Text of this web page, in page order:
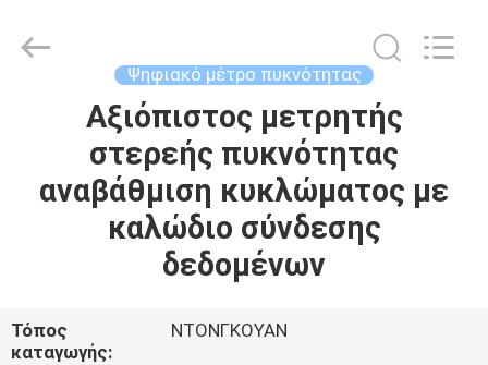
ΠΡΟΪΌΝΤΑ
2018
Guangdong Hongtuo Instrument Technology Co.,Ltd.
Ψηφιακό μέτρο πυκνότητας
Αξιόπιστος μετρητής
στερεής πυκνότητας
αναβάθμιση κυκλώματος με
καλώδιο σύνδεσης
δεδομένων
Τόπος
καταγωγής:
ΝΤΟΝΓΚΟΥΑΝ